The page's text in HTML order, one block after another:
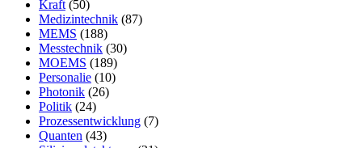
Kraft (50)
Medizintechnik (87)
MEMS (188)
Messtechnik (30)
MOEMS (189)
Personalie (10)
Photonik (26)
Politik (24)
Prozessentwicklung (7)
Quanten (43)